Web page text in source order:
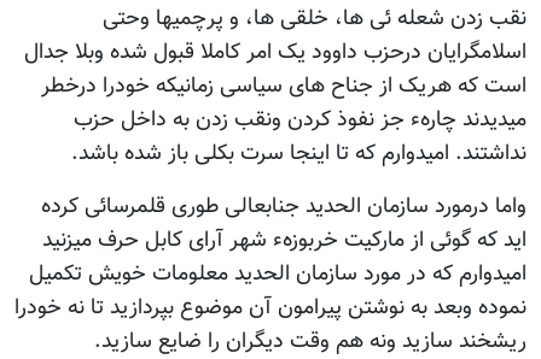
نقب زدن شعله ئی ها، خلقی ها، و پرچمیها وحتی
اسلامگرایان درحزب داوود یک امر کاملا قبول شده وبلا جدال
است که هریک از جناح های سیاسی زمانیکه خودرا درخطر
میدیدند چارهء جز نفوذ کردن ونقب زدن به داخل حزب
نداشتند. امیدوارم که تا اینجا سرت بکلی باز شده باشد.
واما درمورد سازمان الحدید جنابعالی طوری قلمرسائی کرده
اید که گوئی از مارکیت خربوزهء شهر آرای کابل حرف میزنید
امیدوارم که در مورد سازمان الحدید معلومات خویش تکمیل
نموده وبعد به نوشتن پیرامون آن موضوع بپردازید تا نه خودرا
ریشخند سازید ونه هم وقت دیگران را ضایع سازید.